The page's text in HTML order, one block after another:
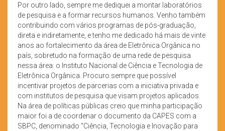
Por outro lado, sempre me dediquei a montar laboratórios
de pesquisa e a formar recursos humanos. Venho também
contribuindo com vários programas de pós-graduação,
direta e indiretamente, e tenho me dedicado há mais de vinte
anos ao fortalecimento da área de Eletrônica Orgânica no
país, sobretudo na formação de uma rede de pesquisa
nessa área: o Instituto Nacional de Ciência e Tecnologia de
Eletrônica Orgânica. Procuro sempre que possível
incentivar projetos de parcerias com a iniciativa privada e
com institutos de pesquisa que visam projetos aplicados.
Na área de políticas públicas creio que minha participação
maior foi a de coordenar o documento da CAPES com a
SBPC, denominado “Ciência, Tecnologia e Inovação para